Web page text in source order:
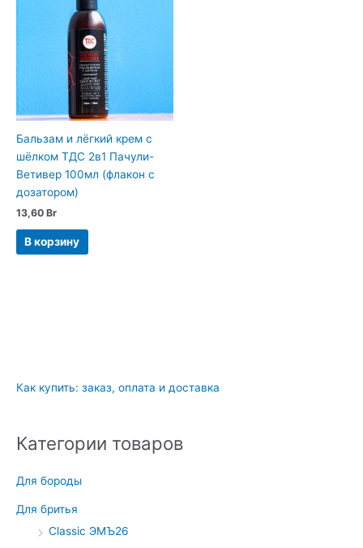
Бальзам и лёгкий крем с
шёлком ТДС 2в1 Пачули-
Ветивер 100мл (флакон с
дозатором)
13,60 Br
В корзину
Как купить: заказ, оплата и доставка
Категории товаров
Для бороды
Для бритья
Classic ЭМЪ26